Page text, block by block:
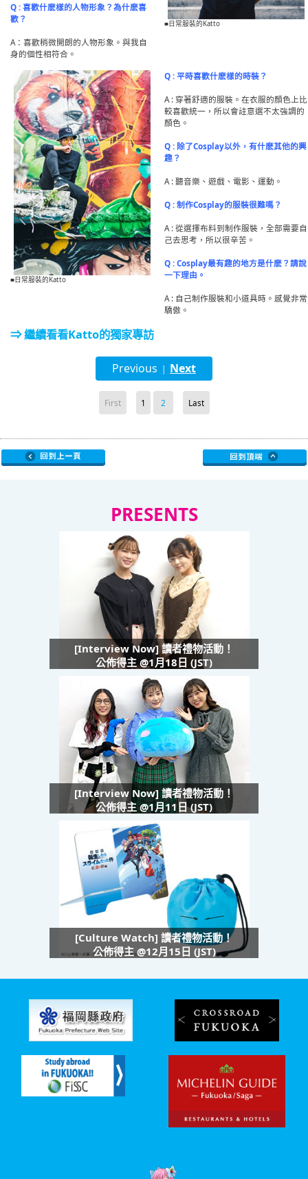
Q : 喜歡什麽樣的人物形象？為什麽喜
歡？
A：喜歡稍微開朗的人物形象。與我自
身的個性相符合。
■日常服裝的Katto
■日常服裝的Katto
Q : 平時喜歡什麽樣的時裝？
A : 穿著舒適的服裝。在衣服的顏色上比
較喜歡統一，所以會註意選不太強調的
顏色。
Q : 除了Cosplay以外，有什麽其他的興
趣？
A : 聽音樂、遊戲、電影、運動。
Q : 制作Cosplay的服裝很難嗎？
A : 從選擇布料到制作服裝，全部需要自
己去思考，所以很辛苦。
Q : Cosplay最有趣的地方是什麽？請說
一下理由。
A : 自己制作服裝和小道具時。感覺非常
驕傲。
⇒ 繼續看看Katto的獨家專訪
Previous | Next
First 1 2 Last
PRESENTS
[Interview Now] 讀者禮物活動！
公佈得主 @1月18日 (JST)
[Interview Now] 讀者禮物活動！
公佈得主 @1月11日 (JST)
[Culture Watch] 讀者禮物活動！
公佈得主 @12月15日 (JST)